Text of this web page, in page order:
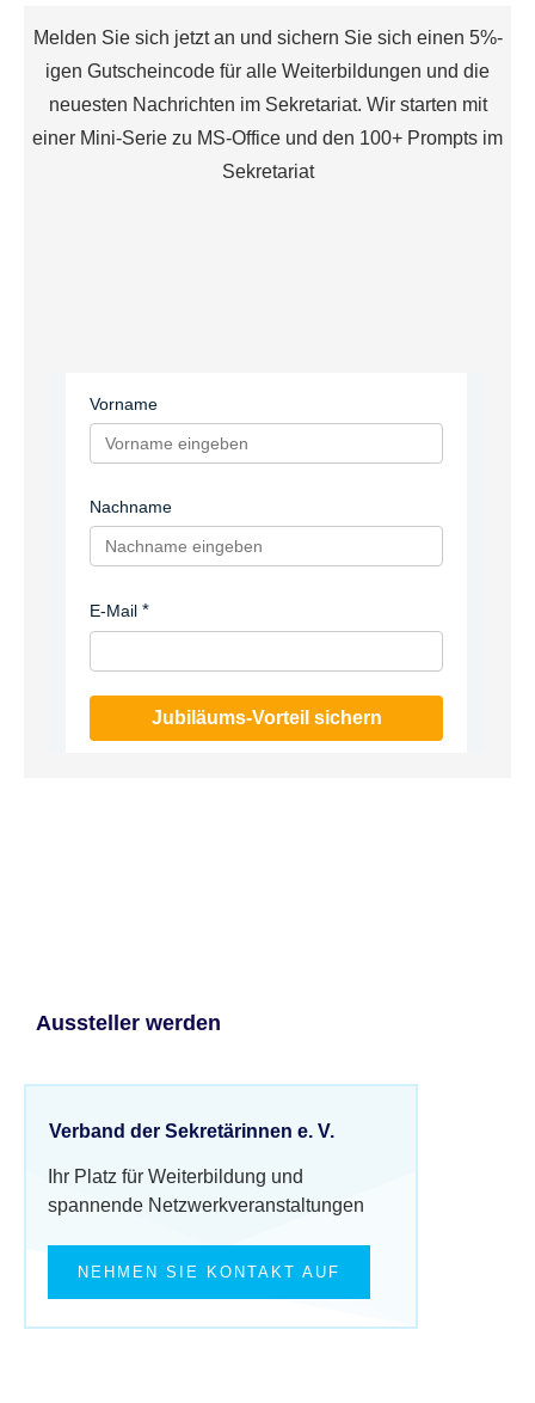
Melden Sie sich jetzt an und sichern Sie sich einen 5%-
igen Gutscheincode für alle Weiterbildungen und die
neuesten Nachrichten im Sekretariat. Wir starten mit
einer Mini-Serie zu MS-Office und den 100+ Prompts im
Sekretariat
Vorname
Nachname
E-Mail
Jubiläums-Vorteil sichern
Aussteller werden
Verband der Sekretärinnen e. V.
Ihr Platz für Weiterbildung und
spannende Netzwerkveranstaltungen
NEHMEN SIE KONTAKT AUF